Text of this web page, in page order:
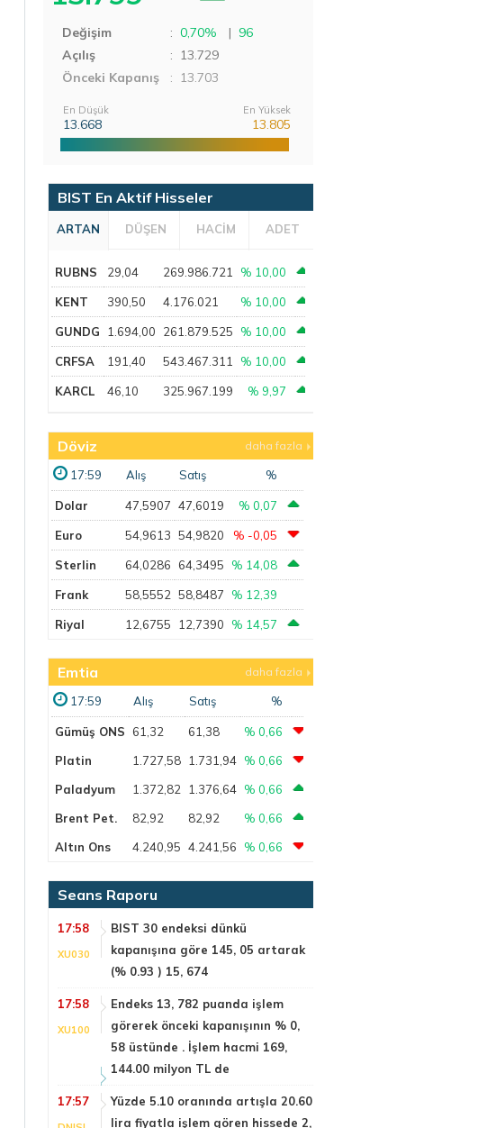
Değişim : 0,70% | 96
Açılış
: 13.729
Önceki Kapanış
: 13.703
En Düşük
13.668
En Yüksek
13.805
BIST En Aktif Hisseler
ARTAN DÜŞEN HACİM ADET
RUBNS 29,04 269.986.721 % 10,00
KENT 390,50 4.176.021 % 10,00
GUNDG 1.694,00 261.879.525 % 10,00
CRFSA 191,40 543.467.311 % 10,00
KARCL 46,10 325.967.199 % 9,97
Döviz daha fazla
17:59 Alış Satış %
Dolar 47,5907 47,6019 % 0,07
Euro 54,9613 54,9820 % -0,05
Sterlin 64,0286 64,3495 % 14,08
Frank 58,5552 58,8487 % 12,39
Riyal 12,6755 12,7390 % 14,57
Emtia daha fazla
17:59 Alış Satış %
Gümüş ONS 61,32 61,38
% 0,66
Platin
1.727,58 1.731,94 % 0,66
Paladyum
1.372,82 1.376,64 % 0,66
Brent Pet.
82,92 82,92
% 0,66
Altın Ons
4.240,95 4.241,56 % 0,66
Seans Raporu
17:58
XU030
BIST 30 endeksi dünkü
kapanışına göre 145, 05 artarak
(% 0.93 ) 15, 674
17:58
XU100
Endeks 13, 782 puanda işlem
görerek önceki kapanışının % 0,
58 üstünde . İşlem hacmi 169,
144.00 milyon TL de
17:57
Yüzde 5.10 oranında artışla 20.60
lira fiyatla işlem gören hissede 2,